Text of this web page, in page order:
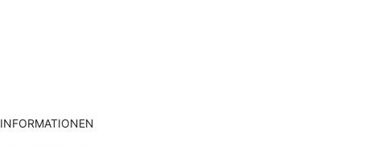
INFORMATIONEN